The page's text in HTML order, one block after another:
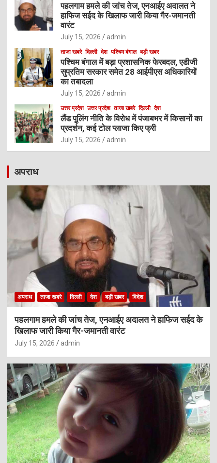
पहलगाम हमले की जांच तेज, एनआईए अदालत ने
हाफिज सईद के खिलाफ जारी किया गैर-जमानती
वारंट
July 15, 2026 admin
ताजा खबरे दिल्ली देश पश्चिम बंगाल बड़ी खबर
पश्चिम बंगाल में बड़ा प्रशासनिक फेरबदल, एडीजी
सुप्रतिम सरकार समेत 28 आईपीएस अधिकारियों
का तबादला
July 15, 2026 admin
उत्तर प्रदेश उत्तर प्रदेश ताजा खबरे दिल्ली देश
लैंड पूलिंग नीति के विरोध में पंजाबभर में किसानों का
प्रदर्शन, कई टोल प्लाजा किए फ्री
July 15, 2026 admin
अपराध
अपराध ताजा खबरे दिल्ली देश बड़ी खबर विदेश
पहलगाम हमले की जांच तेज, एनआईए अदालत ने हाफिज सईद के
खिलाफ जारी किया गैर-जमानती वारंट
July 15, 2026 admin